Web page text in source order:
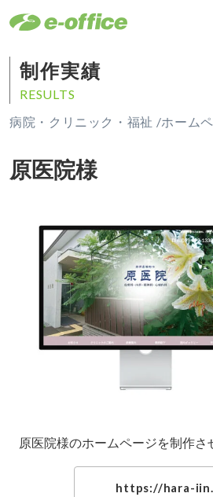
制作実績
RESULTS
病院・クリニック・福祉 /ホーム
原医院様
原医院様のホームページを制作さ
https://hara-